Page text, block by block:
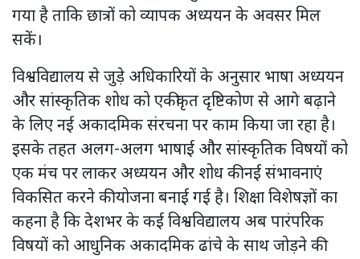
गया है ताकि छात्रों को व्यापक अध्ययन के अवसर मिल
सकें।
विश्वविद्यालय से जुड़े अधिकारियों के अनुसार भाषा अध्ययन
और सांस्कृतिक शोध को एकीकृत दृष्टिकोण से आगे बढ़ाने
के लिए नई अकादमिक संरचना पर काम किया जा रहा है।
इसके तहत अलग-अलग भाषाई और सांस्कृतिक विषयों को
एक मंच पर लाकर अध्ययन और शोध की नई संभावनाएं
विकसित करने की योजना बनाई गई है। शिक्षा विशेषज्ञों का
कहना है कि देशभर के कई विश्वविद्यालय अब पारंपरिक
विषयों को आधुनिक अकादमिक ढांचे के साथ जोड़ने की